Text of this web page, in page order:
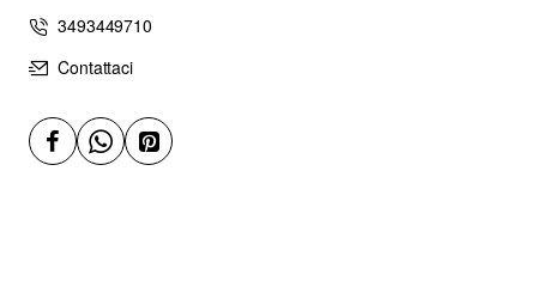
3493449710
Contattaci